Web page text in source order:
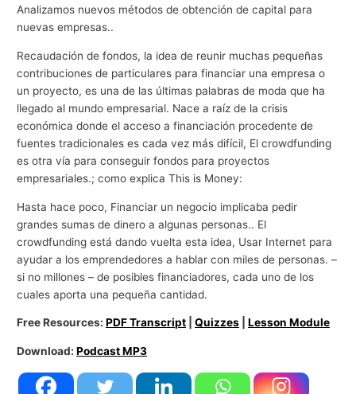
Analizamos nuevos métodos de obtención de capital para
nuevas empresas..
Recaudación de fondos, la idea de reunir muchas pequeñas
contribuciones de particulares para financiar una empresa o
un proyecto, es una de las últimas palabras de moda que ha
llegado al mundo empresarial. Nace a raíz de la crisis
económica donde el acceso a financiación procedente de
fuentes tradicionales es cada vez más difícil, El crowdfunding
es otra vía para conseguir fondos para proyectos
empresariales.; como explica This is Money:
Hasta hace poco, Financiar un negocio implicaba pedir
grandes sumas de dinero a algunas personas.. El
crowdfunding está dando vuelta esta idea, Usar Internet para
ayudar a los emprendedores a hablar con miles de personas. –
si no millones – de posibles financiadores, cada uno de los
cuales aporta una pequeña cantidad.
Free Resources:PDF Transcript |Quizzes |Lesson Module
Download:Podcast MP3